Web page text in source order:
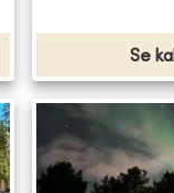
Se